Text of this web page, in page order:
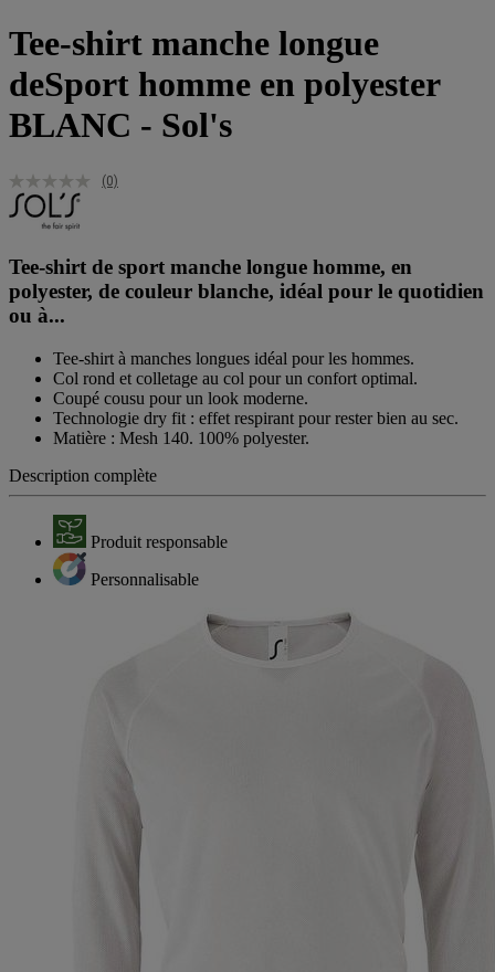
Tee-shirt manche longue
deSport homme en polyester
BLANC - Sol's
(0)
Tee-shirt de sport manche longue homme, en
polyester, de couleur blanche, idéal pour le quotidien
ou à...
Tee-shirt à manches longues idéal pour les hommes.
Col rond et colletage au col pour un confort optimal.
Coupé cousu pour un look moderne.
Technologie dry fit : effet respirant pour rester bien au sec.
Matière : Mesh 140. 100% polyester.
Description complète
Produit responsable
Personnalisable